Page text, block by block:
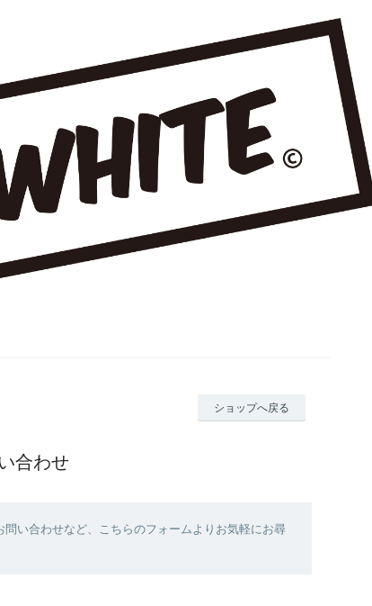
ショップへ戻る
合わせ
い合わせなど、こちらのフォームよりお気軽にお尋